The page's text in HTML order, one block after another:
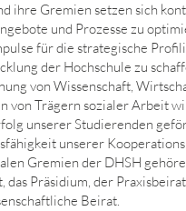
ihre Gremien setzen sich
und Prozesse zu
für die strategische
der Hochschule zu
von Wissenschaft,
von Trägern sozialer Arbeit
unserer Studierenden
unserer
Gremien der DHSH
das Präsidium, der
Beirat.